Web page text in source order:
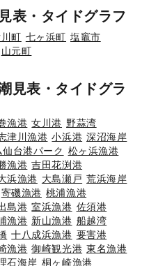
表・タイドグラフ
町 七ヶ浜町 塩竈市
山元町
見表・タイドグラ
漁港 女川港 野蒜湾
津川漁港 小浜港 深沼海岸
仙台港パーク 松ヶ浜漁港
漁港 吉田花渕港
浜漁港 大島瀬戸 荒浜海岸
寄磯漁港 桃浦漁港
島港 室浜漁港 佐須港
漁港 新山漁港 船越湾
十八成浜漁港 要害港
漁港 御崎観光港 東名漁港
石海岸 桐ヶ崎漁港